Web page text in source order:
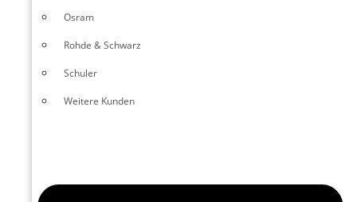
Osram
Rohde & Schwarz
Schuler
Weitere Kunden